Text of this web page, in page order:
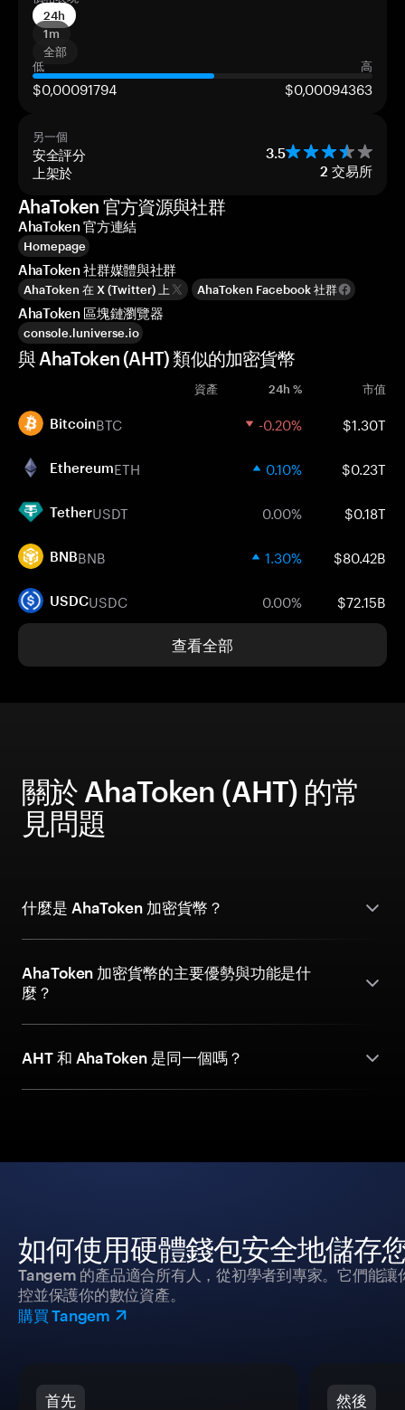
24h
1m
全部
低
高
$0,00091794 $0,00094363
另一個
安全評分 3.5
上架於 2 交易所
AhaToken 官方資源與社群
AhaToken 官方連結
Homepage
AhaToken 社群媒體與社群
AhaToken 在 X (Twitter) 上 AhaToken Facebook 社群
AhaToken 區塊鏈瀏覽器
console.luniverse.io
與 AhaToken (AHT) 類似的加密貨幣
資產 24h % 市值
BitcoinBTC -0.20% $1.30T
EthereumETH 0.10% $0.23T
TetherUSDT 0.00% $0.18T
BNBBNB 1.30% $80.42B
USDCUSDC 0.00% $72.15B
查看全部
關於 AhaToken (AHT) 的常
見問題
什麼是 AhaToken 加密貨幣？
AhaToken 加密貨幣的主要優勢與功能是什
麼？
AHT 和 AhaToken 是同一個嗎？
如何使用硬體錢包安全地儲存
Tangem 的產品適合所有人，從初學者到專家。它們能
控並保護你的數位資產。
購買 Tangem
首先 然後